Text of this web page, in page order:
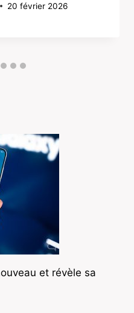
20 février 2026
et révèle sa